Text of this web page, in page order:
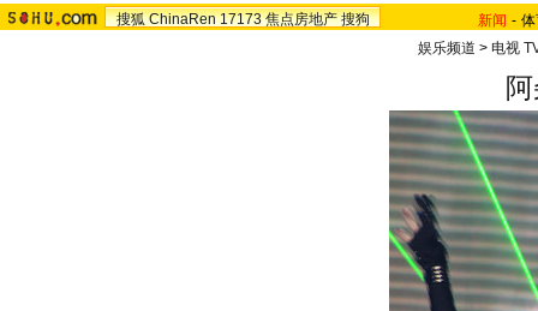
搜狐 ChinaRen 17173 焦点房地产 搜狗 新闻 -
娱乐频道 > 电视